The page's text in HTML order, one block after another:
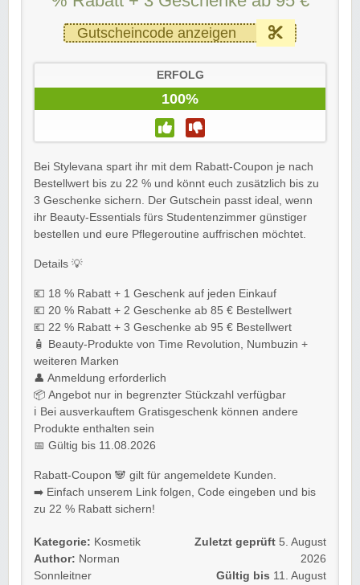
Gutscheincode anzeigen
ERFOLG
100%
Bei Stylevana spart ihr mit dem Rabatt-Coupon je nach
Bestellwert bis zu 22 % und könnt euch zusätzlich bis zu
3 Geschenke sichern. Der Gutschein passt ideal, wenn
ihr Beauty-Essentials fürs Studentenzimmer günstiger
bestellen und eure Pflegeroutine auffrischen möchtet.
Details 💡
💶 18 % Rabatt + 1 Geschenk auf jeden Einkauf
💶 20 % Rabatt + 2 Geschenke ab 85 € Bestellwert
💶 22 % Rabatt + 3 Geschenke ab 95 € Bestellwert
🧴 Beauty-Produkte von Time Revolution, Numbuzin +
weiteren Marken
👤 Anmeldung erforderlich
📦 Angebot nur in begrenzter Stückzahl verfügbar
ℹ️ Bei ausverkauftem Gratisgeschenk können andere
Produkte enthalten sein
📅 Gültig bis 11.08.2026
Rabatt-Coupon 🐼 gilt für angemeldete Kunden.
➡️ Einfach unserem Link folgen, Code eingeben und bis
zu 22 % Rabatt sichern!
Kategorie: Kosmetik
Author: Norman
Sonnleitner
Zuletzt geprüft 5. August
2026
Gültig bis 11. August